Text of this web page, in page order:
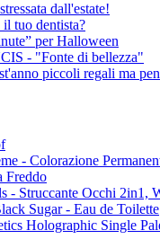
dall'estate!
il tuo dentista?
per Halloween
- "Fonte di bellezza"
piccoli regali ma
- Colorazione
Freddo
- Struccante Occhi 2in1,
Sugar - Eau de Toilette
Holographic Single